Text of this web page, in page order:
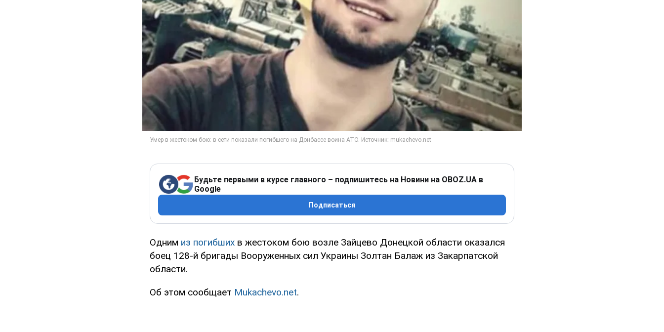
Будьте первыми в курсе главного – подпишитесь на Новини на OBOZ.UA в
Google
Подписаться
Одним из погибших в жестоком бою возле Зайцево Донецкой области оказался
боец 128-й бригады Вооруженных сил Украины Золтан Балаж из Закарпатской
области.
Об этом сообщает Mukachevo.net.